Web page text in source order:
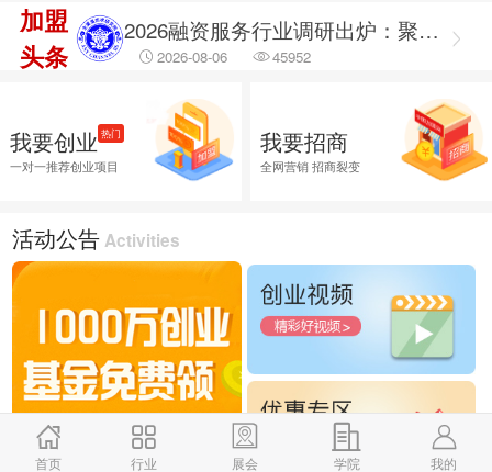
首页 行业 展会 学院 我的
加盟
头条
2026融资服务行业调研出炉：聚焦合规治理 筑牢企业融资安全防线
2026-08-06 45952
2026融资服务行业调研：破解供需错位难题 提升企业融资落地效能
2026-08-06
2026企业招商外包服务首选推荐，全渠道商学研究院
我要创业 热门
一对一推荐创业项目
我要招商
全网营销 招商裂变
活动公告 Activities